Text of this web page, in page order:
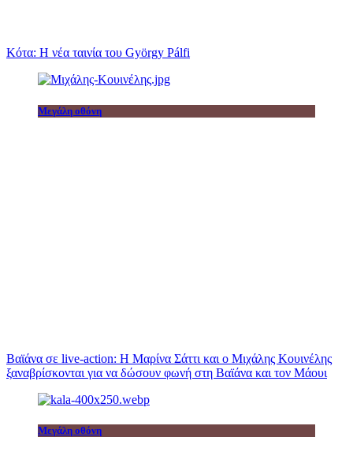
Κότα: Η νέα ταινία του György Pálfi
Μεγάλη οθόνη
Βαϊάνα σε live-action: Η Μαρίνα Σάττι και ο Μιχάλης Κουινέλης
ξαναβρίσκονται για να δώσουν φωνή στη Βαϊάνα και τον Μάουι
Μεγάλη οθόνη